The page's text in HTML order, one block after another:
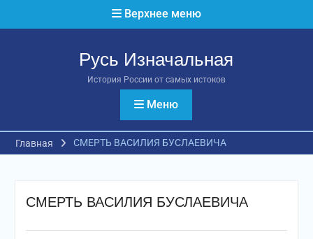
Верхнее меню
Русь Изначальная
История России от самых истоков
Меню
Главная СМЕРТЬ ВАСИЛИЯ БУСЛАЕВИЧА
СМЕРТЬ ВАСИЛИЯ БУСЛАЕВИЧА